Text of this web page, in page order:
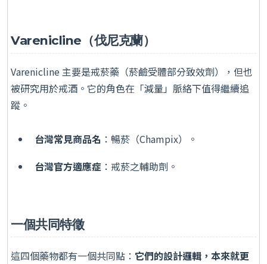
Varenicline（伐尼克蘭）
Varenicline 主要是戒菸藥（菸鹼受體部分致效劑），但也
被研究用於戒酒。它的角色在「減量」脈絡下值得繼續追
蹤。
台灣常見商品名 ：暢菸（Champix）。
台灣官方適應症 ：戒菸之輔助劑。
一個共同特徵
這四個藥物都有一個共同點： 它們的設計邏輯，本來就更